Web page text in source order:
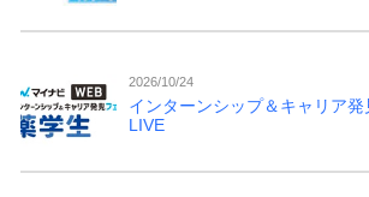
2026/10/24
インターンシップ＆キャリア
LIVE